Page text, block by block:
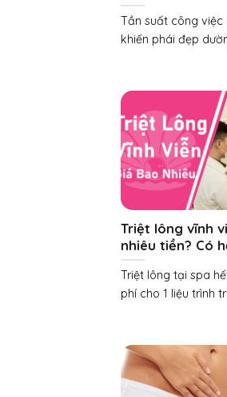
Tần suất công
khiến phái đẹp
Triệt lông vĩnh
nhiêu tiền? Có
Triệt lông tại spa
phí cho 1 liệu trình